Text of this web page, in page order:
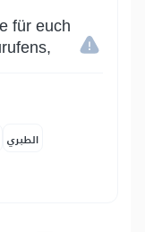
für euch
الطبري